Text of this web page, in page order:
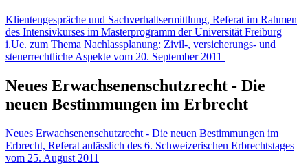
Klientengespräche und Sachverhaltsermittlung, Referat im Rahmen
des Intensivkurses im Masterprogramm der Universität Freiburg
i.Ue. zum Thema Nachlassplanung: Zivil-, versicherungs- und
steuerrechtliche Aspekte vom 20. September 2011
Neues Erwachsenenschutzrecht - Die
neuen Bestimmungen im Erbrecht
Neues Erwachsenenschutzrecht - Die neuen Bestimmungen im
Erbrecht, Referat anlässlich des 6. Schweizerischen Erbrechtstages
vom 25. August 2011